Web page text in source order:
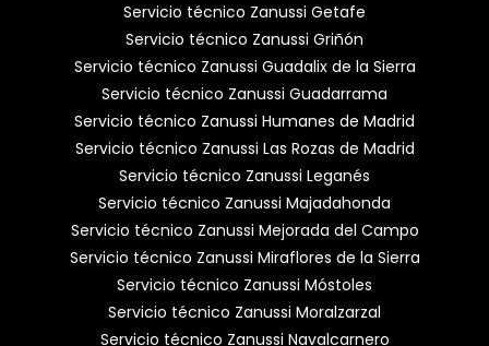
Servicio técnico Zanussi Getafe
Servicio técnico Zanussi Griñón
Servicio técnico Zanussi Guadalix de la Sierra
Servicio técnico Zanussi Guadarrama
Servicio técnico Zanussi Humanes de Madrid
Servicio técnico Zanussi Las Rozas de Madrid
Servicio técnico Zanussi Leganés
Servicio técnico Zanussi Majadahonda
Servicio técnico Zanussi Mejorada del Campo
Servicio técnico Zanussi Miraflores de la Sierra
Servicio técnico Zanussi Móstoles
Servicio técnico Zanussi Moralzarzal
Servicio técnico Zanussi Navalcarnero